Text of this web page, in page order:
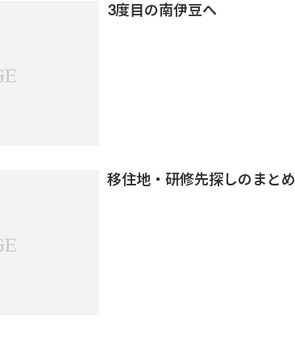
3度目の南伊豆へ
移住地・研修先探しのまとめ